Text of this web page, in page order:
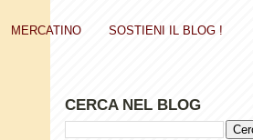
MERCATINO SOSTIENI IL BLOG !
CERCA NEL BLOG